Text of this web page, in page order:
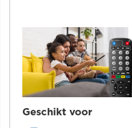
Geschikt voor